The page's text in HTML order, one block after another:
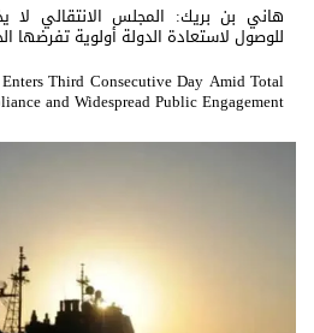
هاني بن بريك: المجلس الانتقالي لا
للوصول لاستعادة الدولة أولوية تفرضها
Third Consecutive Day Amid Total
and Widespread Public Engagement.